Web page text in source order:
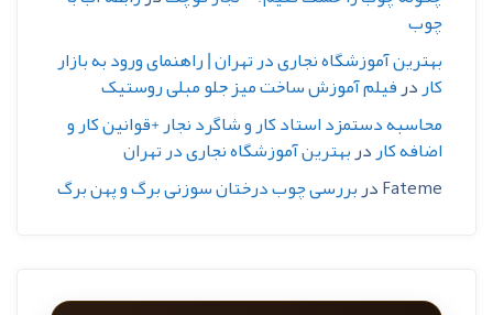
چوب
بهترین آموزشگاه نجاری در تهران | راهنمای ورود به بازار
کاردرفیلم آموزش ساخت میز جلو مبلی روستیک
محاسبه دستمزد استاد کار و شاگرد نجار +قوانین کار و
اضافه کاردربهترین آموزشگاه نجاری در تهران
Fatemeدربررسی چوب درختان سوزنی برگ و پهن برگ